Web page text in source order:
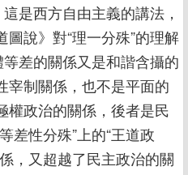
是西方自由主義的講法，
說》對“理一分殊”的理解
差的關係又是和諧含攝的
宰制關係，也不是平面的
權政治的關係，後者是民
差性分殊”上的“王道政
，又超越了民主政治的關